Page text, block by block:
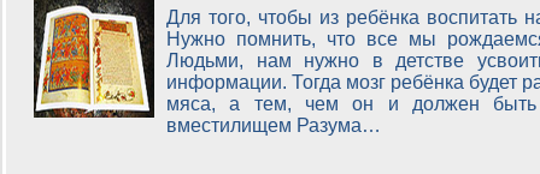
Для того, чтобы из ребёнка воспитать
Нужно помнить, что все мы
Людьми, нам нужно в детстве
информации. Тогда мозг ребёнка будет
мяса, а тем, чем он и должен быть
вместилищем Разума…